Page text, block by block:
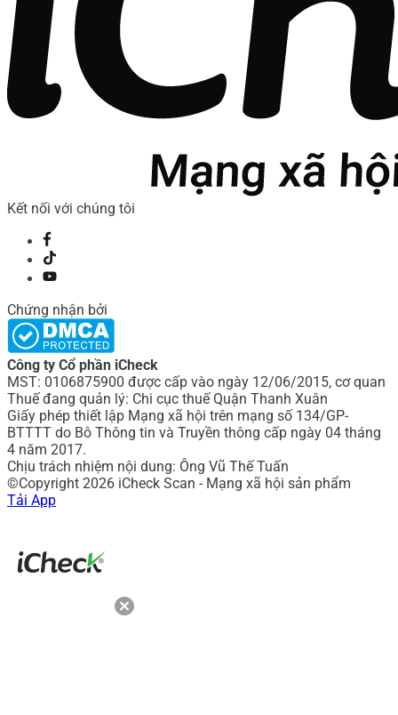
Kết nối với chúng tôi
Chứng nhận bởi
Công ty Cổ phần iCheck
MST: 0106875900 được cấp vào ngày 12/06/2015, cơ quan
Thuế đang quản lý: Chi cục thuế Quận Thanh Xuân
Giấy phép thiết lập Mạng xã hội trên mạng số 134/GP-
BTTTT do Bô Thông tin và Truyền thông cấp ngày 04 tháng
4 năm 2017.
Chịu trách nhiệm nội dung: Ông Vũ Thế Tuấn
©Copyright 2026 iCheck Scan - Mạng xã hội sản phẩm
Tải App